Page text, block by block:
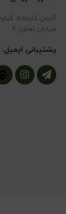
خیابان تعاون 7
پشتیبانی